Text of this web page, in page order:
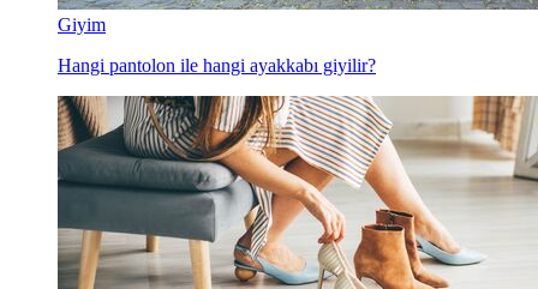
Giyim
Hangi pantolon ile hangi ayakkabı giyilir?